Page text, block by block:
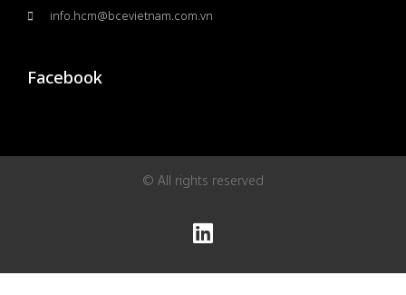
info.hcm@bcevietnam.com.vn
Facebook
© All rights reserved